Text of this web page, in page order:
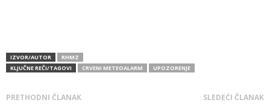
IZVOR/AUTOR
RHMZ
KLJUČNE REČI/TAGOVI
CRVENI METEOALARM UPOZORENJE
PRETHODNI ČLANAK SLEDEĆI ČLANAK